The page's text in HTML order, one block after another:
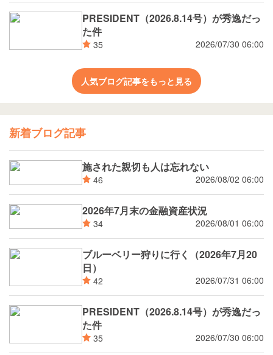
PRESIDENT（2026.8.14号）が秀逸だっ
た件
35 2026/07/30 06:00
人気ブログ記事をもっと見る
新着ブログ記事
施された親切も人は忘れない
46 2026/08/02 06:00
2026年7月末の金融資産状況
34 2026/08/01 06:00
ブルーベリー狩りに行く（2026年7月20
日）
42 2026/07/31 06:00
PRESIDENT（2026.8.14号）が秀逸だっ
た件
35 2026/07/30 06:00